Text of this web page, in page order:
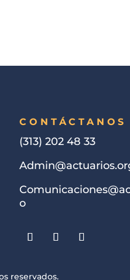
CONTÁCTANOS
(313) 202 48 33
o
reservados.